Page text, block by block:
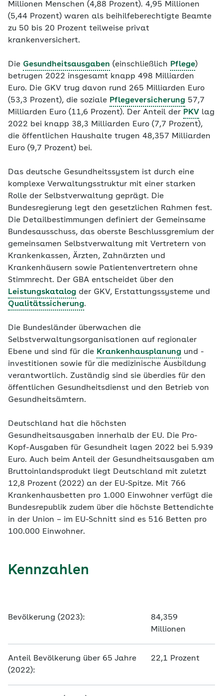
Millionen Menschen (4,88 Prozent). 4,95 Millionen
(5,44 Prozent) waren als beihilfeberechtigte Beamte
zu 50 bis 20 Prozent teilweise privat
krankenversichert.
Die Gesundheitsausgaben (einschließlich Pflege)
betrugen 2022 insgesamt knapp 498 Milliarden
Euro. Die GKV trug davon rund 265 Milliarden Euro
(53,3 Prozent), die soziale Pflegeversicherung 57,7
Milliarden Euro (11,6 Prozent). Der Anteil der PKV lag
2022 bei knapp 38,3 Milliarden Euro (7,7 Prozent),
die öffentlichen Haushalte trugen 48,357 Milliarden
Euro (9,7 Prozent) bei.
Das deutsche Gesundheitssystem ist durch eine
komplexe Verwaltungsstruktur mit einer starken
Rolle der Selbstverwaltung geprägt. Die
Bundesregierung legt den gesetzlichen Rahmen fest.
Die Detailbestimmungen definiert der Gemeinsame
Bundesausschuss, das oberste Beschlussgremium der
gemeinsamen Selbstverwaltung mit Vertretern von
Krankenkassen, Ärzten, Zahnärzten und
Krankenhäusern sowie Patientenvertretern ohne
Stimmrecht. Der GBA entscheidet über den
Leistungskatalog der GKV, Erstattungssysteme und
Qualitätssicherung.
Die Bundesländer überwachen die
Selbstverwaltungsorganisationen auf regionaler
Ebene und sind für die Krankenhausplanung und -
investitionen sowie für die medizinische Ausbildung
verantwortlich. Zuständig sind sie überdies für den
öffentlichen Gesundheitsdienst und den Betrieb von
Gesundheitsämtern.
Deutschland hat die höchsten
Gesundheitsausgaben innerhalb der EU. Die Pro-
Kopf-Ausgaben für Gesundheit lagen 2022 bei 5.939
Euro. Auch beim Anteil der Gesundheitsausgaben am
Bruttoinlandsprodukt liegt Deutschland mit zuletzt
12,8 Prozent (2022) an der EU-Spitze. Mit 766
Krankenhausbetten pro 1.000 Einwohner verfügt die
Bundesrepublik zudem über die höchste Bettendichte
in der Union – im EU-Schnitt sind es 516 Betten pro
100.000 Einwohner.
Kennzahlen
Bevölkerung (2023):
84,359
Millionen
Anteil Bevölkerung über 65 Jahre
(2022):
22,1 Prozent